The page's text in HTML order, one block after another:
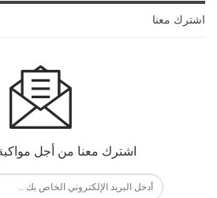
اشترك معنا
اشترك معنا من أجل